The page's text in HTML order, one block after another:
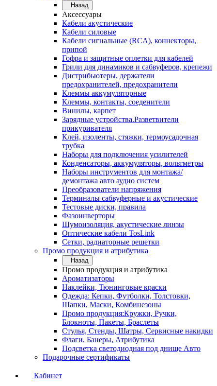
Назад
Аксессуары
Кабели акустические
Кабели силовые
Кабели сигнальные (RCA), коннекторы,
припой
Гофра и защитные оплетки для кабелей
Грили для динамиков и сабвуферов, крепежи
Дистрибьютеры, держатели
предохранителей, предохранители
Клеммы аккумуляторные
Клеммы, контакты, соеденители
Винилы, карпет
Зарядные устройства.Разветвители
прикуривателя
Клей, изоленты, стяжки, термоусадочная
трубка
Наборы для подключения усилителей
Конденсаторы, аккумуляторы, вольтметры
Наборы инструментов для монтажа/
демонтажа авто аудио систем
Преобразователи напряжения
Терминалы сабвуферные и акустические
Тестовые диски, правила
Фазоинверторы
Шумоизоляция, акустические линзы
Оптические кабели TosLink
Сетки, радиаторные решетки
Промо продукция и атрибутика
Назад
Промо продукция и атрибутика
Ароматизаторы
Наклейки, Тюнинговые краски
Одежда: Кепки, Футболки, Толстовки,
Шапки, Маски, Комбинезоны
Промо продукция:Кружки, Ручки,
Блокноты, Пакеты, Браслеты
Стулья, Стенды, Шатры, Сервисные накидки
Флаги, Банеры, Атрибутика
Подсветка светодиодная под днище Авто
Подарочные сертификаты
Кабинет